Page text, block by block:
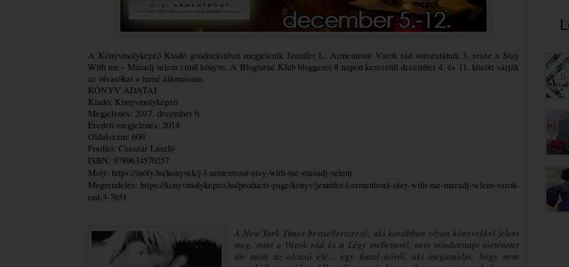
A Könyvmolyképző Kiadó gondozásában megjelenik Jennifer L. Armentrout Várok rád sorozatának 3. része a Stay
With me - Maradj velem című könyve. A Blogturné Klub bloggerei 8 napon keresztül december 4. és 11. között várják
az olvasókat a turné állomásain.
KÖNYV ADATAI
Kiadó: Könyvmolyképző
Megjelenés: 2017. december 6.
Oldalszám: 600
Fordító: Császár László
ISBN: 9789634570257
Moly: https://moly.hu/konyvek/j-l-armentrout-stay-with-me-maradj-velem
Megrendelés: https://konyvmolykepzo.hu/products-page/konyv/jennifer-l-armentrout-stay-with-me-maradj-velem-varok-
rad-3-7651
A ​New York Times bestsellerszerző, aki korábban olyan könyvekkel jelent
meg, mint a Várok rád és a Légy mellettem!, nem mindennapi történetet
tár most az olvasó elé… egy fiatal nőről, aki megtanulja, hogy nem